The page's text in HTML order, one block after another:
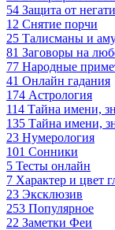
54 Защита от
12 Снятие порчи
25 Талисманы и
81 Заговоры на
77 Народные
41 Онлайн гадания
174 Астрология
114 Тайна имени,
135 Тайна имени,
23 Нумерология
101 Сонники
5 Тесты онлайн
7 Характер и цвет
23 Эксклюзив
253 Популярное
22 Заметки Феи